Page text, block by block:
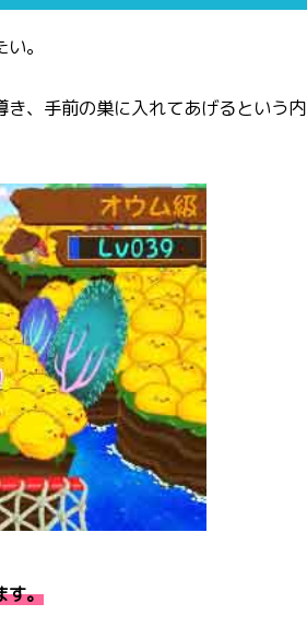
。
、手前の巣に入れてあげるという内
す。